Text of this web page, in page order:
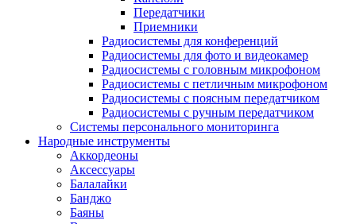
Передатчики
Приемники
Радиосистемы для конференций
Радиосистемы для фото и видеокамер
Радиосистемы с головным микрофоном
Радиосистемы с петличным микрофоном
Радиосистемы с поясным передатчиком
Радиосистемы с ручным передатчиком
Системы персонального мониторинга
Народные инструменты
Аккордеоны
Аксессуары
Балалайки
Банджо
Баяны